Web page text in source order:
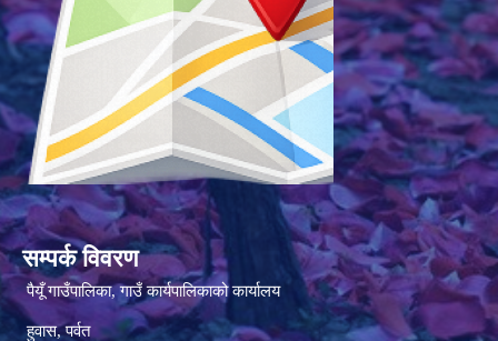
सम्पर्क विवरण
पैयूँ गाउँपालिका, गाउँ कार्यपालिकाको कार्यालय
हुवास, पर्वत